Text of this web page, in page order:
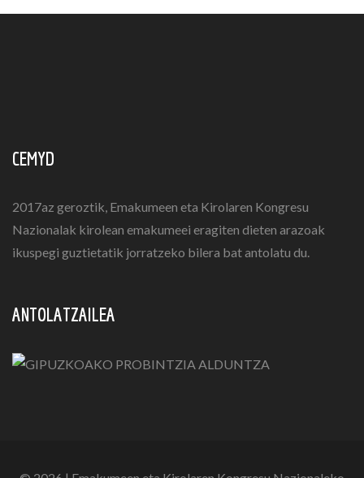
CEMYD
2017az geroztik, Emakumeen eta Kirolaren Kongresu
Nazionalak kirolean emakumeei eragiten dieten arazoak
ikuspegi guztietatik jorratzeko bilera bat antolatu du.
ANTOLATZAILEA